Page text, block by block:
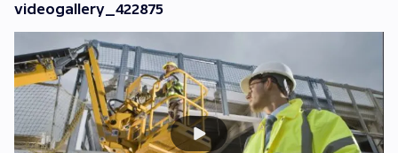
videogallery_422875